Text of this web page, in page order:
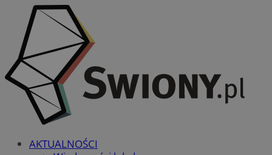
AKTUALNOŚCI